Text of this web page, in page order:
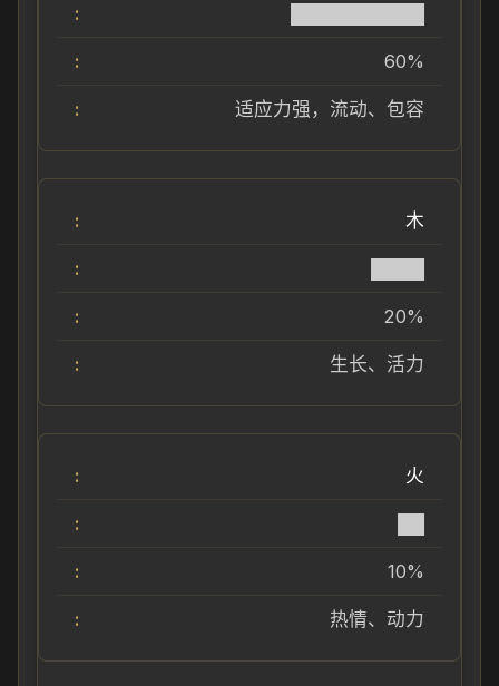
60%
适应力强，流动、包容
木
20%
生长、活力
火
10%
热情、动力